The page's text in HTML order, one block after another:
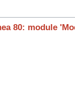
80: module